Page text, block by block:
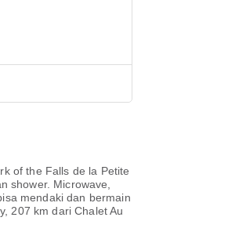
of the Falls de la Petite
shower. Microwave,
mendaki dan bermain
207 km dari Chalet Au